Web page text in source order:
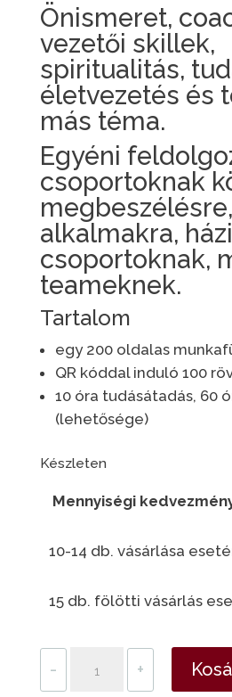
Önismeret,
vezetői skillek,
spiritualitás,
életvezetés és
más téma.
Egyéni
csoportoknak
alkalmakra, házi
csoportoknak,
teameknek.
Tartalom
egy 200 oldalas
QR kóddal induló 100
10 óra tudásátadás, 60
(lehetősége)
Készleten
Mennyiségi
10-14 db. vásárlása
15 db. fölötti vásárlás
- +